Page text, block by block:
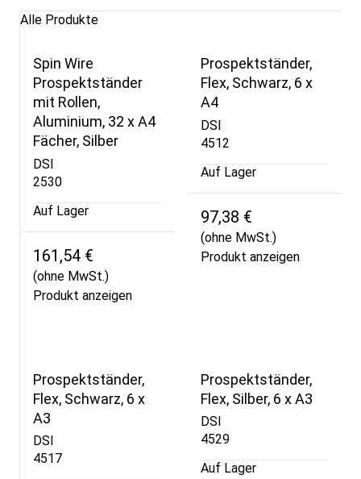
Alle Produkte
Spin Wire
Prospektständer
mit Rollen,
Aluminium, 32 x A4
Fächer, Silber
DSI
2530
Auf Lager
161,54 €
(ohne MwSt.)
Produkt anzeigen
Prospektständer,
Flex, Schwarz, 6 x
A4
DSI
4512
Auf Lager
97,38 €
(ohne MwSt.)
Produkt anzeigen
Prospektständer,
Flex, Schwarz, 6 x
A3
DSI
4517
Prospektständer,
Flex, Silber, 6 x A3
DSI
4529
Auf Lager